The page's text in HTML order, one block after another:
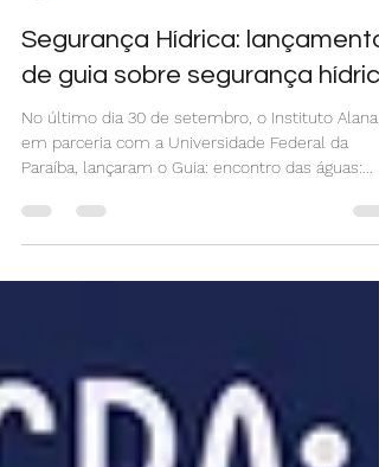
Vanessa de Paula Melo
13 de out. de 2025
1 min de leitura
Segurança Hídrica: lançamento
de guia sobre segurança
No último dia 30 de setembro, o Instituto Alana,